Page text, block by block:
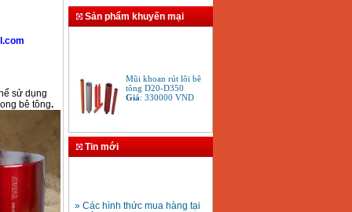
sử dụng
bê tông.
Sản phẩm khuyến mại
Giá:330000VND
Bảng giá máy khoan
Bosch 2024
GSB 13RE hộp nhựa
Tin mới
Thiết Bị Plaza